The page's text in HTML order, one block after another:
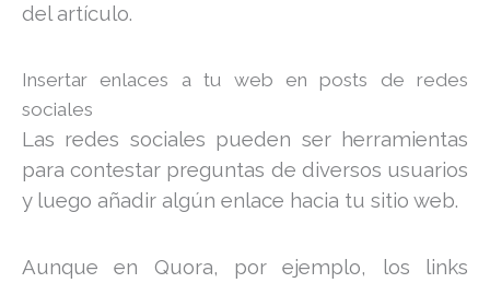
del artículo.
Insertar enlaces a tu web en posts de redes
sociales
Las redes sociales pueden ser herramientas
para contestar preguntas de diversos usuarios
y luego añadir algún enlace hacia tu sitio web.
Aunque en Quora, por ejemplo, los links